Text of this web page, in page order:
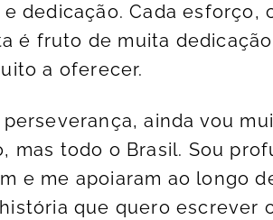
dedicação. Cada esforço,
é fruto de muita
a oferecer.
ainda vou
mas todo o Brasil. Sou
e me apoiaram ao longo
que quero escrever